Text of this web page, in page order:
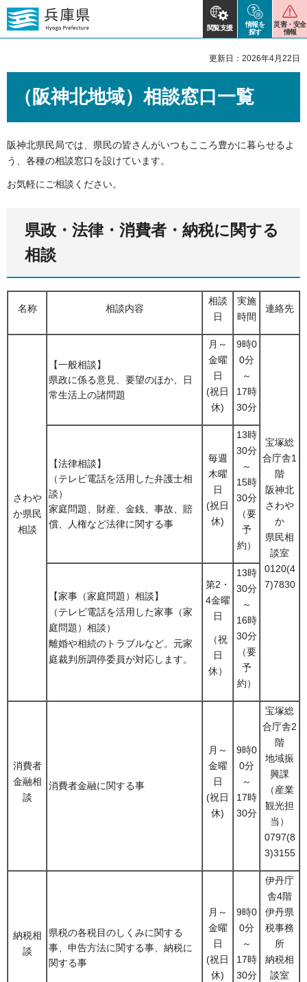
閲覧支援
情報を
探す
災害・安全
情報
更新日：2026年4月22日
（阪神北地域）相談窓口一覧
阪神北県民局では、県民の皆さんがいつもこころ豊かに暮らせるよ
う、各種の相談窓口を設けています。
お気軽にご相談ください。
県政・法律・消費者・納税に関する
相談
名称 相談内容
相談
日
実施
時間
連絡先
さわや
か県民
相談
【一般相談】
県政に係る意見、要望のほか、日
常生活上の諸問題
月～
金曜
日
(祝日
休)
9時0
0分
～
17時
30分
宝塚総
合庁舎1
階
阪神北
さわや
か
県民相
談室
0120(4
7)7830
【法律相談】
（テレビ電話を活用した弁護士相
談）
家庭問題、財産、金銭、事故、賠
償、人権など法律に関する事
毎週
木曜
日
(祝日
休)
13時
30分
～
15時
30分
（要
予
約）
【家事（家庭問題）相談】
（テレビ電話を活用した家事（家
庭問題）相談）
離婚や相続のトラブルなど。元家
庭裁判所調停委員が対応します。
第2・
4金曜
日
（祝
日
休）
13時
30分
～
16時
30分
（要
予
約）
消費者
金融相
談
消費者金融に関する事
月～
金曜
日
(祝日
休)
9時0
0分
～
17時
30分
宝塚総
合庁舎2
階
地域振
興課
（産業
観光担
当）
0797(8
3)3155
納税相
談
県税の各税目のしくみに関する
事、申告方法に関する事、納税に
関する事
月～
金曜
日
(祝日
休)
9時0
0分
～
17時
30分
伊丹庁
舎4階
伊丹県
税事務
所
納税相
談室